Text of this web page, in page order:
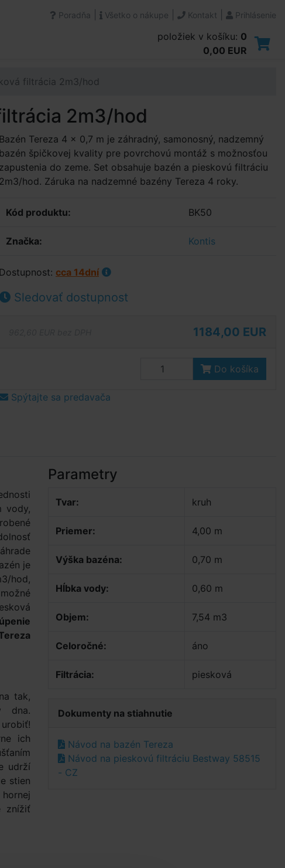
Poradňa Všetko o nákupe Kontakt Prihlásenie
položiek v košíku: 0
0,00 EUR
filtrácia 2m3/hod
2m3/hod
Bazén Tereza 4 x 0,7 m je záhradný, samonosný, nadzemný
bazén špičkovej kvality pre povrchovú montáž s možnosťou
zapustenia do zeme. Set obsahuje bazén a pieskovú filtráciu
2m3/hod. Záruka na nadzemné bazény Tereza 4 roky.
Kód produktu: BK50
Značka: Kontis
Dostupnost: cca 14dní
Sledovať dostupnost
1184,00 EUR
Do košíka
Spýtajte sa predavača
vody,
je
hod,
tak,
dna.
ich
udrží
stien
znížiť
Parametry
Tvar: kruh
Priemer: 4,00 m
Výška bazéna: 0,70 m
Hĺbka vody: 0,60 m
Objem: 7,54 m3
Celoročné: áno
Filtrácia: piesková
Dokumenty na stiahnutie
Návod na bazén Tereza
Návod na pieskovú filtráciu Bestway 58515
- CZ